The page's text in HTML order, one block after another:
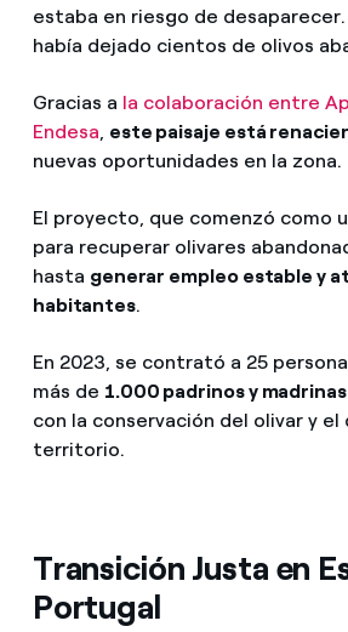
estaba en riesgo de desaparecer.
había dejado cientos de olivos
Gracias a la colaboración entre
Endesa, este paisaje está
nuevas oportunidades en la zona.
El proyecto, que comenzó como
para recuperar olivares
hasta generar empleo estable y
habitantes.
En 2023, se contrató a 25
más de 1.000 padrinos y madrinas
con la conservación del olivar y el
territorio.
Transición Justa en
Portugal